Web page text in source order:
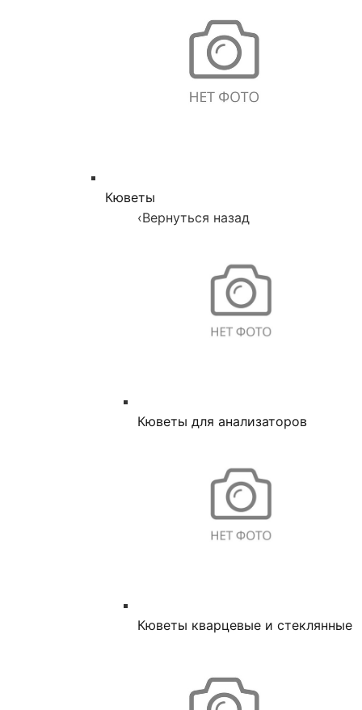
Кюветы
‹Вернуться назад
Кюветы для анализаторов
Кюветы кварцевые и стеклянные